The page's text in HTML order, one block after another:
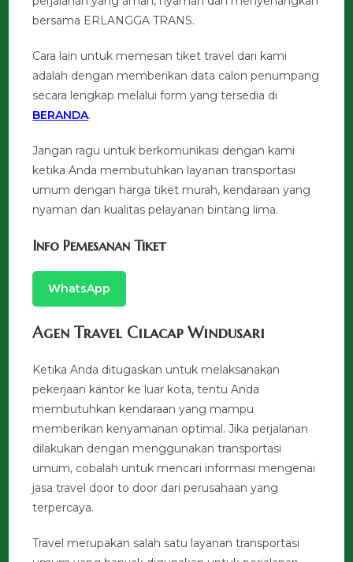
bersama ERLANGGA TRANS.
Cara lain untuk memesan tiket travel dari kami
adalah dengan memberikan data calon penumpang
secara lengkap melalui form yang tersedia di
BERANDA.
Jangan ragu untuk berkomunikasi dengan kami
ketika Anda membutuhkan layanan transportasi
umum dengan harga tiket murah, kendaraan yang
nyaman dan kualitas pelayanan bintang lima.
Info Pemesanan Tiket
WhatsApp
Agen Travel Cilacap Windusari
Ketika Anda ditugaskan untuk melaksanakan
pekerjaan kantor ke luar kota, tentu Anda
membutuhkan kendaraan yang mampu
memberikan kenyamanan optimal. Jika perjalanan
dilakukan dengan menggunakan transportasi
umum, cobalah untuk mencari informasi mengenai
jasa travel door to door dari perusahaan yang
terpercaya.
Travel merupakan salah satu layanan transportasi